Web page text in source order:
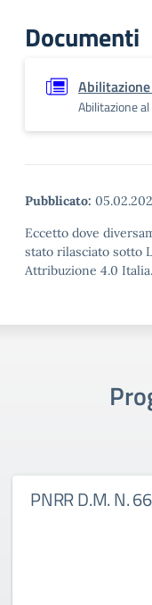
Documenti
Abilitazione al
Pubblicato:
Eccetto dove
stato rilasciato sotto
Attribuzione 4.0 Italia.
PNRR D.M. N. 66